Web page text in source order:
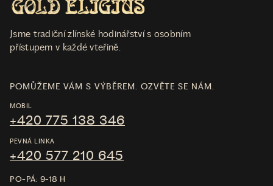
Jsme tradiční zlínské hodinářství s osobním
přístupem v každé vteřině.
POMŮŽEME VÁM S VÝBĚREM. OZVĚTE SE NÁM.
MOBIL
+420 775 138 346
PEVNÁ LINKA
+420 577 210 645
PO-PÁ: 9-18 H